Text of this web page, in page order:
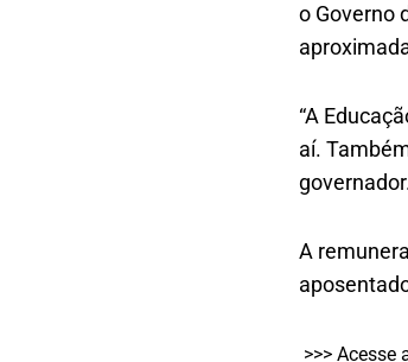
o Governo
“A
aí.
A
>>> Acesse